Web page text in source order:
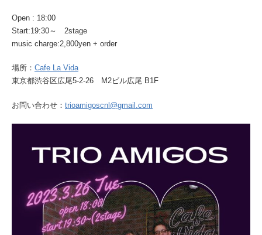
Open : 18:00
Start:19:30～ 2stage
music charge:2,800yen + order
場所： Cafe La Vida
東京都渋谷区広尾5-2-26 M2ビル広尾 B1F
お問い合わせ： trioamigoscnl@gmail.com